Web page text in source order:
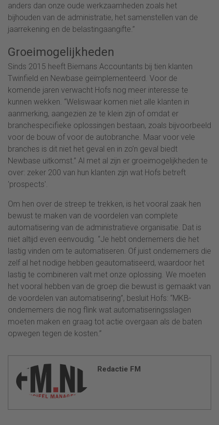
anders dan onze oude werkzaamheden zoals het
bijhouden van de administratie, het samenstellen van de
jaarrekening en de belastingaangifte.”
Groeimogelijkheden
Sinds 2015 heeft Biemans Accountants bij tien klanten
Twinfield en Newbase geïmplementeerd. Voor de
komende jaren verwacht Hofs nog meer interesse te
kunnen wekken. “Weliswaar komen niet alle klanten in
aanmerking, aangezien ze te klein zijn of omdat er
branchespecifieke oplossingen bestaan, zoals bijvoorbeeld
voor de bouw of voor de autobranche. Maar voor vele
branches is dit niet het geval en in zo’n geval biedt
Newbase uitkomst.” Al met al zijn er groeimogelijkheden te
over: zeker 200 van hun klanten zijn wat Hofs betreft
'prospects'.
Om hen over de streep te trekken, is het vooral zaak hen
bewust te maken van de voordelen van complete
automatisering van de administratieve organisatie. Dat is
niet altijd even eenvoudig. “Je hebt ondernemers die het
lastig vinden om te automatiseren. Of juist ondernemers die
zelf al het nodige hebben geautomatiseerd, waardoor het
lastig te combineren valt met onze oplossing. We moeten
het vooral hebben van de groep die bewust is gemaakt van
de voordelen van automatisering”, besluit Hofs: “MKB-
ondernemers die nog flink wat automatiseringsslagen
moeten maken en graag tot actie overgaan als de baten
opwegen tegen de kosten.”
Redactie FM